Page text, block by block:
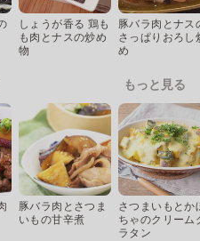
しょうが香る 鶏も
も肉とナスの炒め
物
豚バラ肉とナス
さっぱりおろし
め
もっと見る
豚バラ肉とさつま
いもの甘辛煮
さつまいもとか
ちゃのクリーム
ラタン